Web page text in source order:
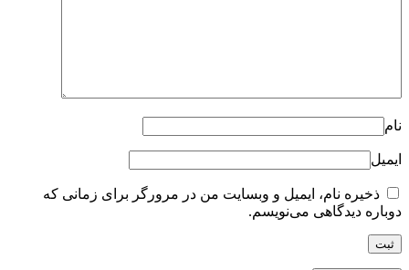
نام
ایمیل
ذخیره نام، ایمیل و وبسایت من در مرورگر برای زمانی که
دوباره دیدگاهی می‌نویسم.